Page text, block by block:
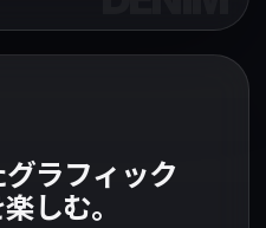
ラフィック
しむ。